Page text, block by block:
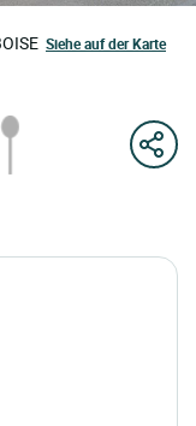
Siehe auf der Karte